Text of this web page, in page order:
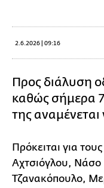
2.6.2026 | 09:16
Προς διάλυση
καθώς σήμερα
της
Πρόκειται για
Αχτσιόγλου,
Τζανακόπουλο,